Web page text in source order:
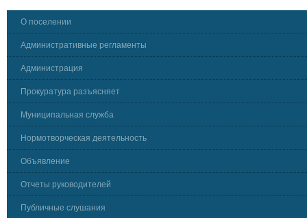
О поселении
Административные регламенты
Администрация
Прокуратура разъясняет
Муниципальная служба
Нормотворческая деятельность
Объявление
Отчеты руководителей
Публичные слушания